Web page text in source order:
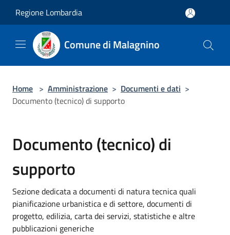
Regione Lombardia
Comune di Malagnino
Home > Amministrazione > Documenti e dati >
Documento (tecnico) di supporto
Documento (tecnico) di
supporto
Sezione dedicata a documenti di natura tecnica quali
pianificazione urbanistica e di settore, documenti di
progetto, edilizia, carta dei servizi, statistiche e altre
pubblicazioni generiche